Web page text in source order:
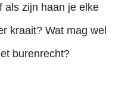
als zijn haan je elke
kraait? Wat mag wel
burenrecht?